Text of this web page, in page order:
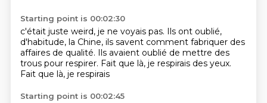
Starting point is 00:02:30
c'était juste weird, je ne voyais pas. Ils ont oublié,
d'habitude, la Chine, ils savent comment fabriquer des
affaires de qualité. Ils avaient oublié de mettre des
trous pour respirer. Fait que là, je respirais des yeux.
Fait que là, je respirais
Starting point is 00:02:45